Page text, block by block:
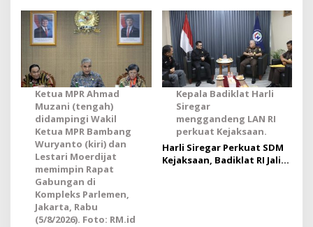
Wujudkan Sertifikasi
Profesional
Ketua MPR Ahmad
Muzani (tengah)
didampingi Wakil
Ketua MPR Bambang
Wuryanto (kiri) dan
Lestari Moerdijat
memimpin Rapat
Gabungan di
Kompleks Parlemen,
Jakarta, Rabu
(5/8/2026). Foto: RM.id
Kepala Badiklat Harli
Siregar
menggandeng LAN RI
perkuat Kejaksaan.
Harli Siregar Perkuat SDM
Kejaksaan, Badiklat RI Jalin